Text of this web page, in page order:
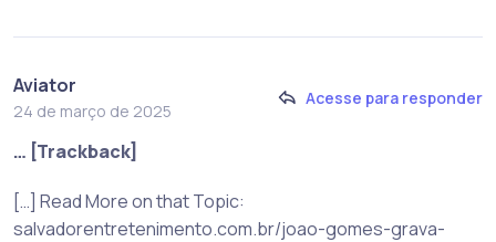
Aviator
24 de março de 2025
Acesse para responder
… [Trackback]
[…] Read More on that Topic:
salvadorentretenimento.com.br/joao-gomes-grava-